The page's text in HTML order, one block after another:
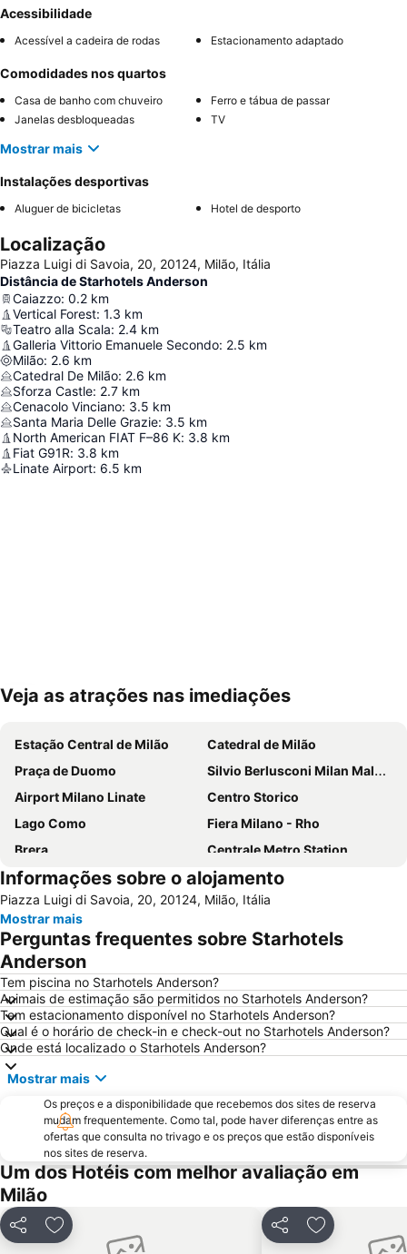
Acessibilidade
Acessível a cadeira de rodas Estacionamento adaptado
Comodidades nos quartos
Casa de banho com chuveiro
Ferro e tábua de passar
Janelas desbloqueadas
TV
Mostrar mais
Instalações desportivas
Aluguer de bicicletas Hotel de desporto
Localização
Piazza Luigi di Savoia, 20, 20124, Milão, Itália
Distância de Starhotels Anderson
Caiazzo: 0.2 km
Vertical Forest: 1.3 km
Teatro alla Scala: 2.4 km
Galleria Vittorio Emanuele Secondo: 2.5 km
Milão: 2.6 km
Catedral De Milão: 2.6 km
Sforza Castle: 2.7 km
Cenacolo Vinciano: 3.5 km
Santa Maria Delle Grazie: 3.5 km
North American FIAT F–86 K: 3.8 km
Fiat G91R: 3.8 km
Linate Airport: 6.5 km
Ampliar mapa
Veja as atrações nas imediações
Estação Central de Milão
Catedral de Milão
Praça de Duomo
Silvio Berlusconi Milan Malpensa Airport
Airport Milano Linate
Centro Storico
Lago Como
Fiera Milano - Rho
Brera
Centrale Metro Station
Aeroporto Orio al Serio
Navigli
Cidade Alta de Bérgamo
Stazione di Bergamo
San Siro
Stazione Porta Garibaldi
Lampugnano Metro Station
San Siro Stadio Metro Station
Autodromo Nazionale Monza
Cadorna – Triennale Metro Station
Porta Romana
Porta Garibaldi
Porta Venezia
Galeria Vittorio Emanuele II
Porto Como
FieraMilano
Museo del Duomo di Milano
Funicolare di Città Alta
Teatro Sociale Como
Garibaldi Metro Station
Boccaleone
Teatro dal Verme
Via Montenapoleone
San Siro Ippodromo Metro Station
Stazione Milano Lambrate
Castelo Sforzeco
Porta Genova
Informações sobre o alojamento
Piazza Luigi di Savoia, 20, 20124, Milão, Itália
Mostrar mais
Perguntas frequentes sobre Starhotels
Anderson
Tem piscina no Starhotels Anderson?
Animais de estimação são permitidos no Starhotels Anderson?
Tem estacionamento disponível no Starhotels Anderson?
Qual é o horário de check-in e check-out no Starhotels Anderson?
Onde está localizado o Starhotels Anderson?
Mostrar mais
Os preços e a disponibilidade que recebemos dos sites de reserva
mudam frequentemente. Como tal, pode haver diferenças entre as
ofertas que consulta no trivago e os preços que estão disponíveis
nos sites de reserva.
Um dos Hotéis com melhor avaliação em
Milão
PartilharAdicionar aos favoritos PartilharAdicionar